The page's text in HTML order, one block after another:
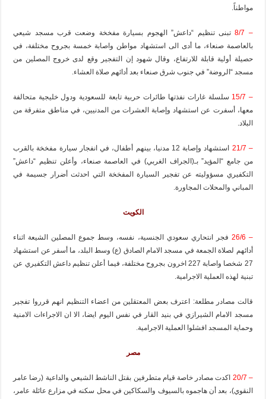
مواطناً.
– 8/7
تبنى تنظيم “داعش” الهجوم بسيارة مفخخة وضعت قرب مسجد شيعي
بالعاصمة صنعاء، ما أدى الى استشهاد مواطن واصابة خمسة بجروح مختلفة، في
حصيلة أولية قابلة للارتفاع، وقال شهود إن التفجير وقع لدى خروج المصلين من
مسجد “الروضة” في جنوب شرق صنعاء بعد أدائهم صلاة العشاء.
– 15/7
سلسلة غارات نفذتها طائرات حربية تابعة للسعودية ودول خليجية متحالفة
معها، أسفرت عن استشهاد وإصابة العشرات من المدنيين، في مناطق متفرقة من
البلاد.
– 21/7
استشهاد وإصابة 12 مدنيا، بينهم أطفال، في انفجار سيارة مفخخة بالقرب
من جامع “المؤيد” بـ(الجراف الغربي) في العاصمة صنعاء، وأعلن تنظيم “داعش”
التكفيري مسؤوليته عن تفجير السيارة المفخخة التي احدثت أضرار جسيمة في
المباني والمحلات المجاورة.
الكويت
– 26/6
فجر انتحاري سعودي الجنسية، نفسه، وسط جموع المصلين الشيعة اثناء
أدائهم لصلاة الجمعة في مسجد الامام الصادق (ع) وسط البلد، ما أسفر عن استشهاد
27 شخصا واصابة 227 اخرون بجروح مختلفة، فيما أعلن تنظيم داعش التكفيري عن
تبنية لهذه العملية الاجرامية.
قالت مصادر مطلعة: اعترف بعض المعتقلين من اعضاء التنظيم انهم قرروا تفجير
مسجد الامام الشيرازي في بنيد القار في نفس اليوم ايضا، الا ان الاجراءات الامنية
وحماية المسجد افشلوا العملية الاجرامية.
مصر
– 20/7
اكدت مصادر خاصة قيام متطرفين بقتل الناشط الشيعي والداعية (رضا عامر
النقوي)، بعد أن هاجموه بالسيوف والسكاكين في محل سكنه في مزارع عائلة عامر،